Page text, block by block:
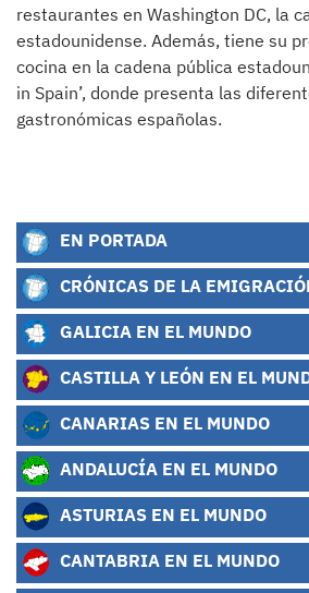
restaurantes en Washington DC, la
estadounidense. Además, tiene su
cocina en la cadena pública
in Spain’, donde presenta las
gastronómicas españolas.
EN PORTADA
CRÓNICAS DE LA
GALICIA EN EL MUNDO
CASTILLA Y LEÓN EN EL
CANARIAS EN EL MUNDO
ANDALUCÍA EN EL MUNDO
ASTURIAS EN EL MUNDO
CANTABRIA EN EL MUNDO